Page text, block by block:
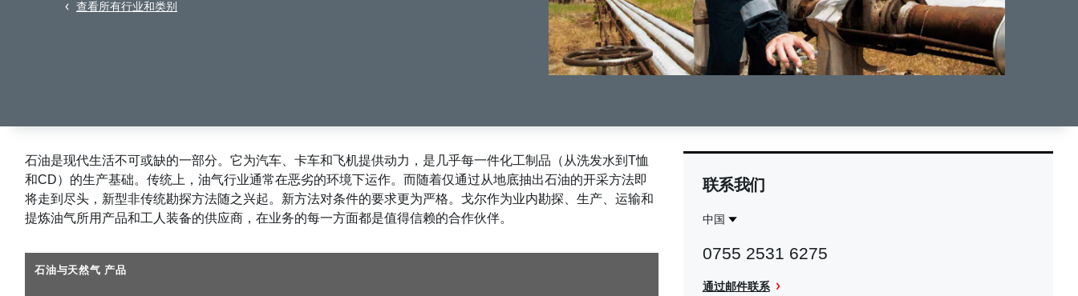
查看所有行业和类别
石油是现代生活不可或缺的一部分。它为汽车、卡车和飞机提供动力，是几乎每一件化工制品（从洗发水到T恤
和CD）的生产基础。传统上，油气行业通常在恶劣的环境下运作。而随着仅通过从地底抽出石油的开采方法即
将走到尽头，新型非传统勘探方法随之兴起。新方法对条件的要求更为严格。戈尔作为业内勘探、生产、运输和
提炼油气所用产品和工人装备的供应商，在业务的每一方面都是值得信赖的合作伙伴。
石油与天然气 产品
联系我们
中国
Region
中
国
0755 2531 6275
通过邮件联系